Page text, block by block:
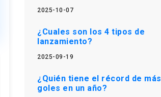
2025-10-07
¿Cuales son los 4 tipos de
lanzamiento?
2025-09-19
¿Quién tiene el récord de más
goles en un año?